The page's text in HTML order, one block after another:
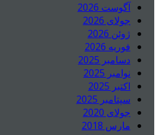
آگوست 2026
جولای 2026
ژوئن 2026
فوریه 2026
دسامبر 2025
نوامبر 2025
اکتبر 2025
سپتامبر 2025
جولای 2020
مارس 2018